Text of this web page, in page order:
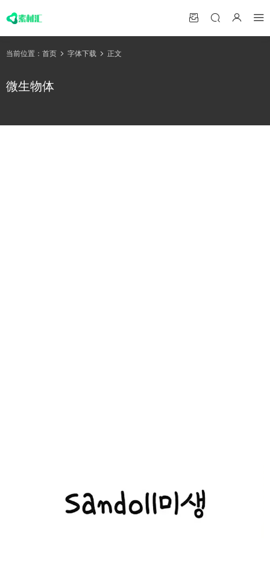
当前位置： 首页 字体下载 正文
微生物体